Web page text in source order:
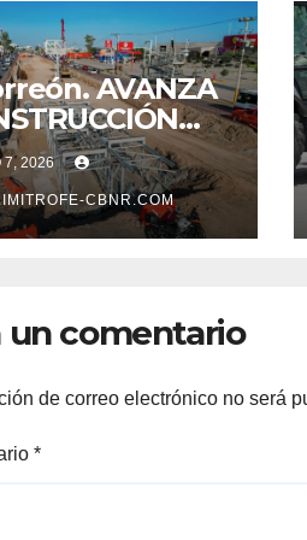
AVANZA
SISTEMA VIAL
SOBRE
7, 2026
CBNR.COM
un comentario
de correo electrónico no será
*